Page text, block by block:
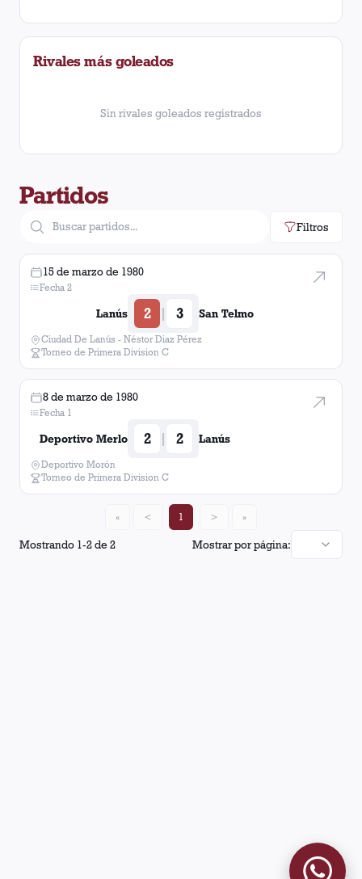
Rivales más goleados
Sin rivales goleados registrados
Partidos
Filtros
15 de marzo de 1980
Fecha 2
Lanús 2 | 3 San Telmo
Ciudad De Lanús - Néstor Diaz Pérez
Torneo de Primera Division C
8 de marzo de 1980
Fecha 1
Deportivo Merlo 2 | 2 Lanús
Deportivo Morón
Torneo de Primera Division C
Mostrando 1-2de2 Mostrar por página:
« < 1 > »